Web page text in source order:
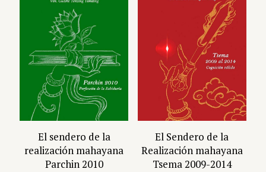
El sendero de la
realización mahayana
Parchin 2010
El Sendero de la
Realización mahayana
Tsema 2009-2014